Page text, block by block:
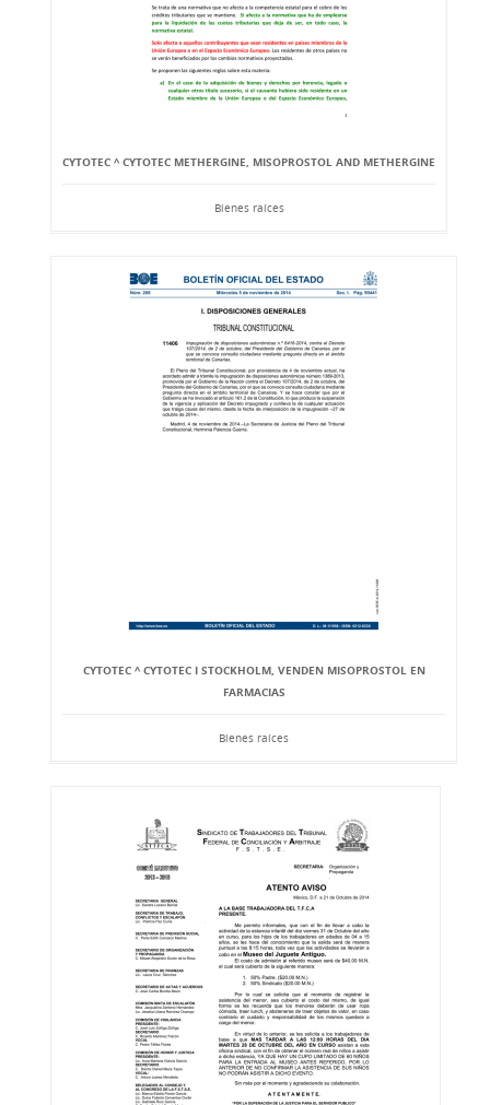
CYTOTEC ^ CYTOTEC METHERGINE, MISOPROSTOL AND METHERGINE
Bienes raíces
CYTOTEC ^ CYTOTEC I STOCKHOLM, VENDEN MISOPROSTOL EN
FARMACIAS
Bienes raíces